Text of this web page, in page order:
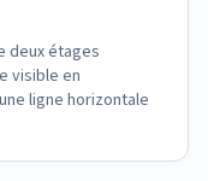
deux étages
visible en
ligne horizontale